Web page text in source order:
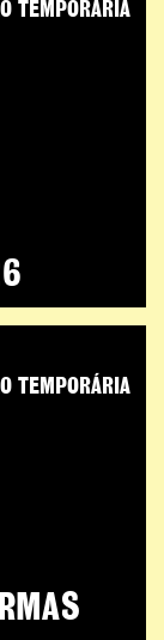
TEMPORÁRIA
TEMPORÁRIA